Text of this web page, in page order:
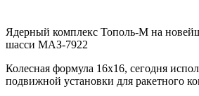
Ядерный комплекс Тополь-М на
шасси МАЗ-7922
Колесная формула 16х16, сегодня
подвижной установки для ракетного